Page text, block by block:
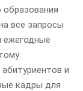
все запросы
ежегодные
и
кадры для